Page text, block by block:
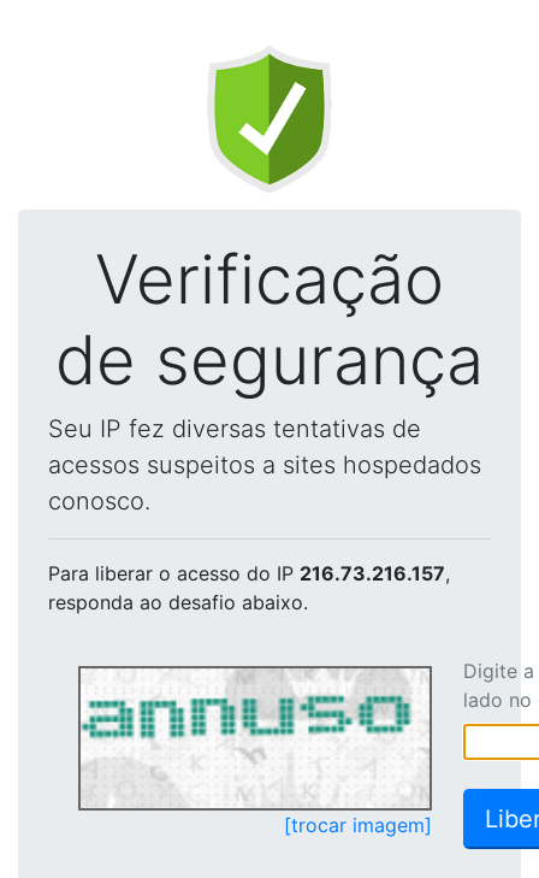
Verificação
de segurança
Seu IP fez diversas tentativas de
acessos suspeitos a sites hospedados
conosco.
Para liberar o acesso do IP 216.73.216.157,
responda ao desafio abaixo.
[trocar imagem]
Digite
lado no